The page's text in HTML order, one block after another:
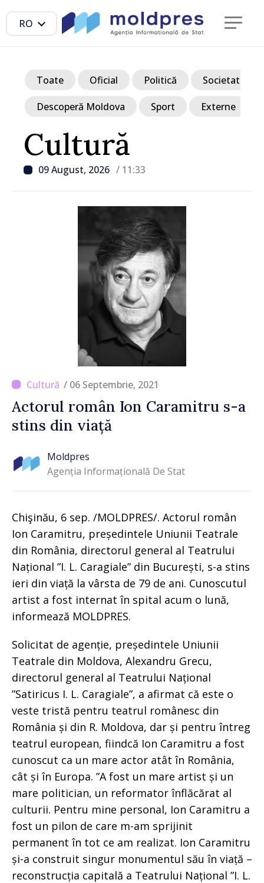
RO
Cultură
09 August, 2026 / 11:33
Toate Oficial Politică Societate
Descoperă Moldova Sport Externe
/ 06 Septembrie, 2021
Actorul român Ion Caramitru s-a
stins din viață
Moldpres
Agenția Informațională De Stat
Chişinău, 6 sep. /MOLDPRES/. Actorul român
Ion Caramitru, președintele Uniunii Teatrale
din România, directorul general al Teatrului
Național ”I. L. Caragiale” din București, s-a stins
ieri din viață la vârsta de 79 de ani. Cunoscutul
artist a fost internat în spital acum o lună,
informează MOLDPRES.
Solicitat de agenție, președintele Uniunii
Teatrale din Moldova, Alexandru Grecu,
directorul general al Teatrului Național
”Satiricus I. L. Caragiale”, a afirmat că este o
veste tristă pentru teatrul românesc din
România și din R. Moldova, dar și pentru întreg
teatrul european, fiindcă Ion Caramitru a fost
cunoscut ca un mare actor atât în România,
cât și în Europa. ”A fost un mare artist și un
mare politician, un reformator înflăcărat al
culturii. Pentru mine personal, Ion Caramitru a
fost un pilon de care m-am sprijinit
permanent în tot ce am realizat. Ion Caramitru
și-a construit singur monumentul său în viață –
reconstrucția capitală a Teatrului Național ”I. L.